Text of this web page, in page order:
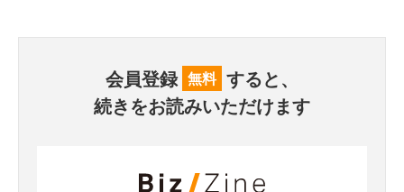
会員登録 無料 すると、
続きをお読みいただけます